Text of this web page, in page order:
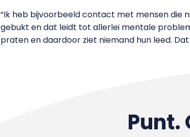
“Ik heb bijvoorbeeld contact met mensen die
gebukt en dat leidt tot allerlei mentale
praten en daardoor ziet niemand hun leed.
Punt.